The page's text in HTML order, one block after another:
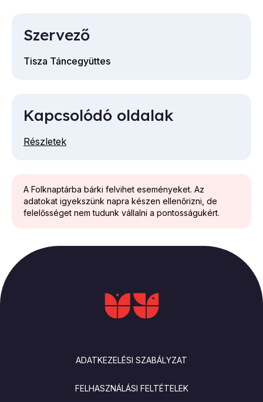
A Folknaptárba bárki felvihet eseményeket. Az
adatokat igyekszünk napra készen ellenőrizni, de
felelősséget nem tudunk vállalni a pontosságukért.
Szervező
Tisza Táncegyüttes
Kapcsolódó oldalak
Részletek
ADATKEZELÉSI SZABÁLYZAT
FELHASZNÁLÁSI FELTÉTELEK